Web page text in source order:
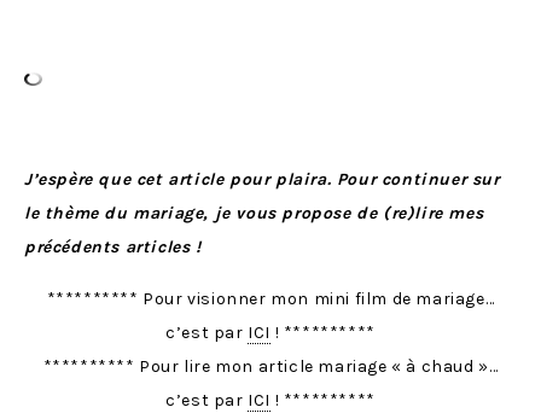
J’espère que cet article pour plaira. Pour continuer sur
le thème du mariage, je vous propose de (re)lire mes
précédents articles !
********** Pour visionner mon mini film de mariage…
c’est par ICI ! **********
********** Pour lire mon article mariage « à chaud »…
c’est par ICI ! **********